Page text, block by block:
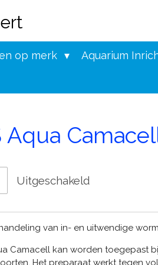
op merk Aquarium
Aqua
Uitgeschakeld
van in- en uitwendige
Camacell kan worden toegepast